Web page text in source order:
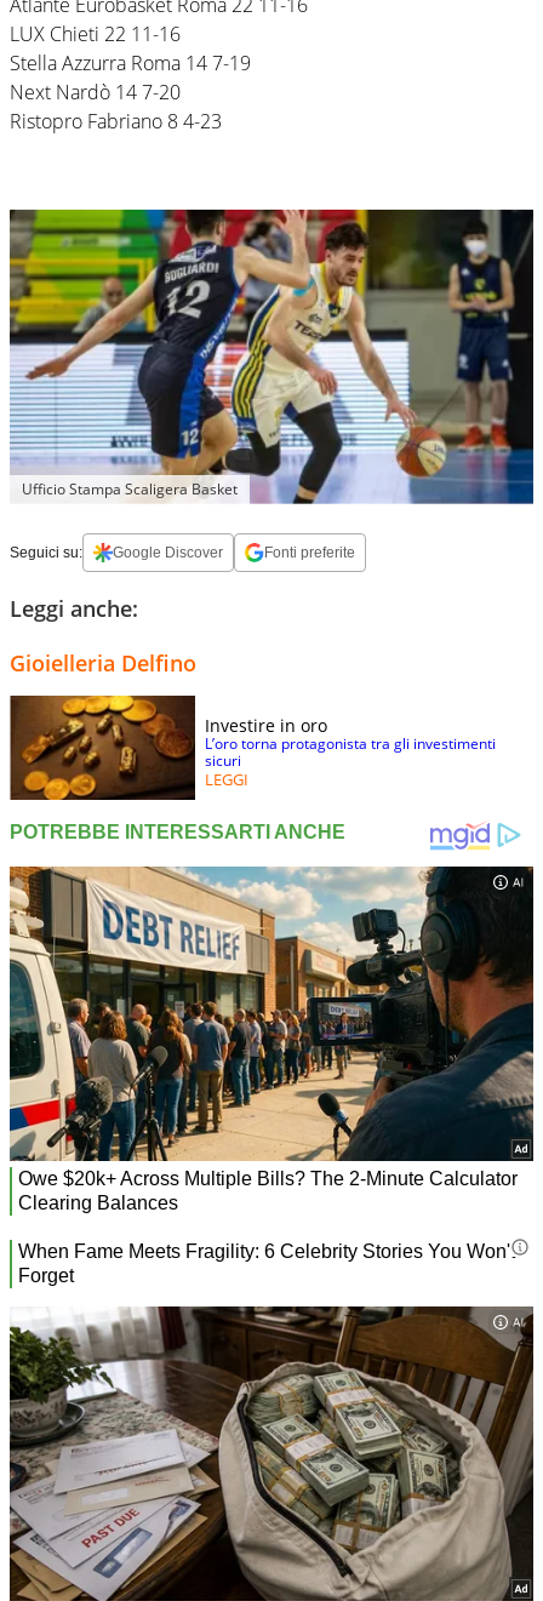
LUX Chieti 22 11-16
Stella Azzurra Roma 14 7-19
Next Nardò 14 7-20
Ristopro Fabriano 8 4-23
Ufficio Stampa Scaligera Basket
Seguici su: Google Discover Fonti preferite
Leggi anche:
Gioielleria Delfino
Investire in oro
L’oro torna protagonista tra gli investimenti
sicuri
LEGGI